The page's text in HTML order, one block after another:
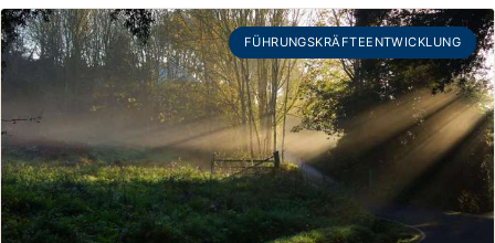
FÜHRUNGSKRÄFTEENTWICKLUNG